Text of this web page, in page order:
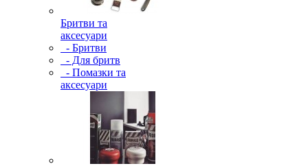
Бритви та
аксесуари
- Бритви
- Для бритв
- Помазки та
аксесуари